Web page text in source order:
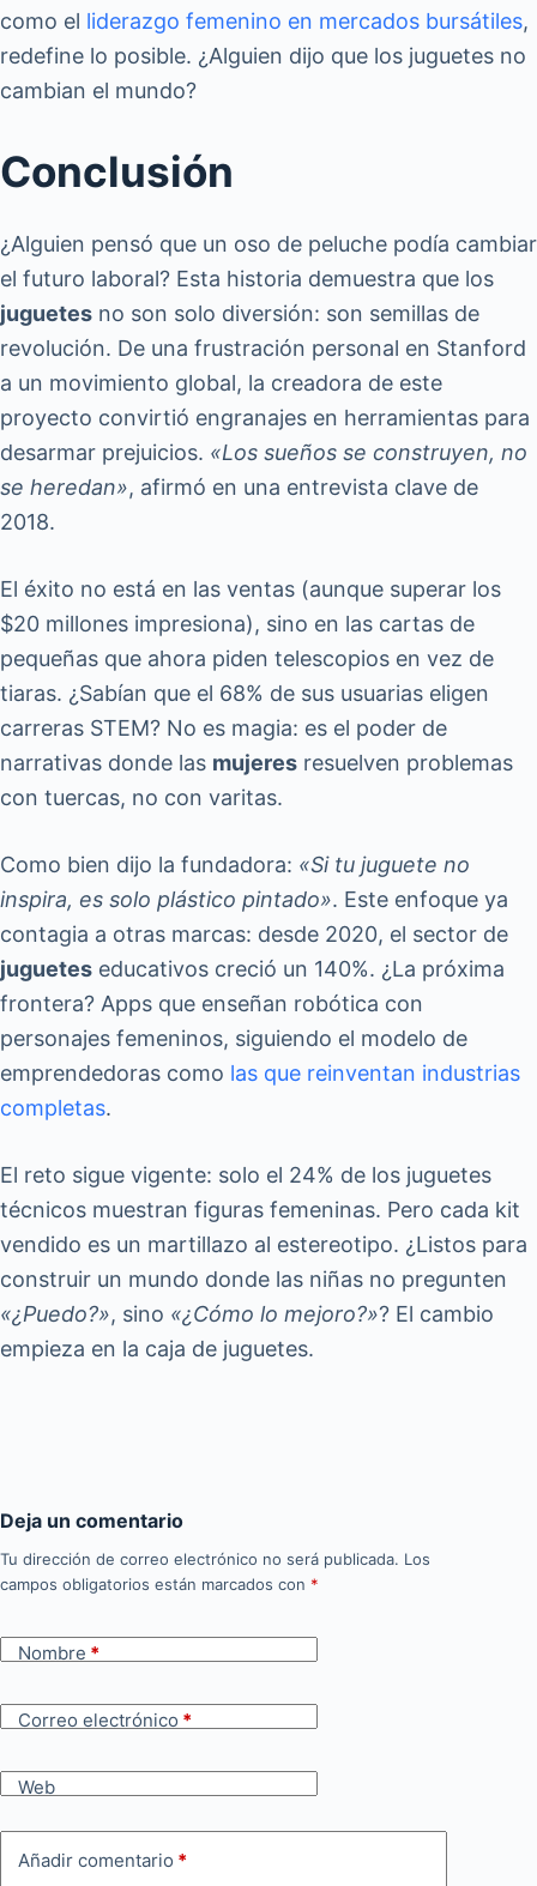
como el liderazgo femenino en mercados bursátiles,
redefine lo posible. ¿Alguien dijo que los juguetes no
cambian el mundo?
Conclusión
¿Alguien pensó que un oso de peluche podía cambiar
el futuro laboral? Esta historia demuestra que los
juguetes no son solo diversión: son semillas de
revolución. De una frustración personal en Stanford
a un movimiento global, la creadora de este
proyecto convirtió engranajes en herramientas para
desarmar prejuicios. «Los sueños se construyen, no
se heredan», afirmó en una entrevista clave de
2018.
El éxito no está en las ventas (aunque superar los
$20 millones impresiona), sino en las cartas de
pequeñas que ahora piden telescopios en vez de
tiaras. ¿Sabían que el 68% de sus usuarias eligen
carreras STEM? No es magia: es el poder de
narrativas donde las mujeres resuelven problemas
con tuercas, no con varitas.
Como bien dijo la fundadora: «Si tu juguete no
inspira, es solo plástico pintado». Este enfoque ya
contagia a otras marcas: desde 2020, el sector de
juguetes educativos creció un 140%. ¿La próxima
frontera? Apps que enseñan robótica con
personajes femeninos, siguiendo el modelo de
emprendedoras como las que reinventan industrias
completas.
El reto sigue vigente: solo el 24% de los juguetes
técnicos muestran figuras femeninas. Pero cada kit
vendido es un martillazo al estereotipo. ¿Listos para
construir un mundo donde las niñas no pregunten
«¿Puedo?», sino «¿Cómo lo mejoro?»? El cambio
empieza en la caja de juguetes.
Deja un comentario
Tu dirección de correo electrónico no será publicada. Los
campos obligatorios están marcados con *
Nombre *
Correo electrónico *
Web
Añadir comentario *